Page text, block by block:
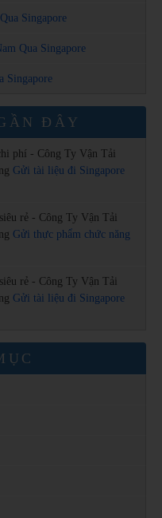
Singapore
Qua Singapore
Singapore
ĐÂY
phí - Công Ty Vận Tải
Gửi tài liệu đi Singapore
rẻ - Công Ty Vận Tải
Gửi thực phẩm chức năng
rẻ - Công Ty Vận Tải
Gửi tài liệu đi Singapore